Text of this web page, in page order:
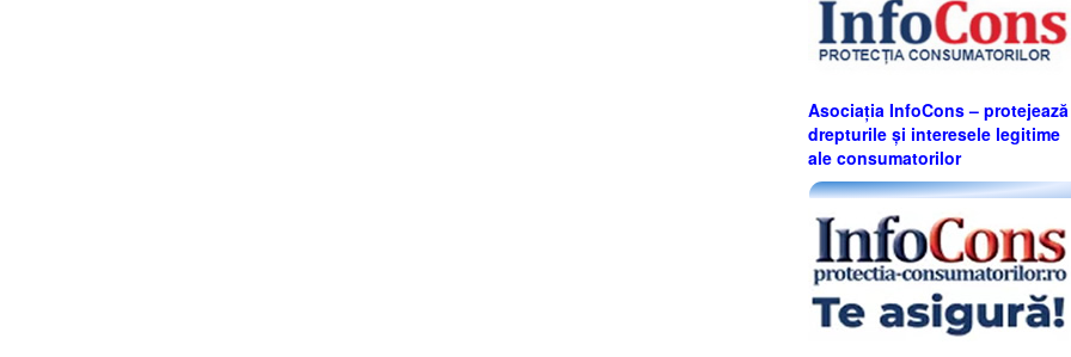
Asociația InfoCons – protejează
drepturile și interesele legitime
ale consumatorilor